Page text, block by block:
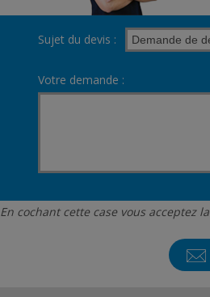
Sujet du devis :
Votre demande :
En cochant cette case vous acceptez la